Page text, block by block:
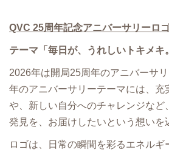
QVC 25周年記念アニバーサリーロ
テーマ「毎日が、うれしいトキメキ
2026年は開局25周年のアニバーサ
年のアニバーサリーテーマには、充
や、新しい自分へのチャレンジなど
発見を、お届けしたいという想いを
ロゴは、日常の瞬間を彩るエネルギ